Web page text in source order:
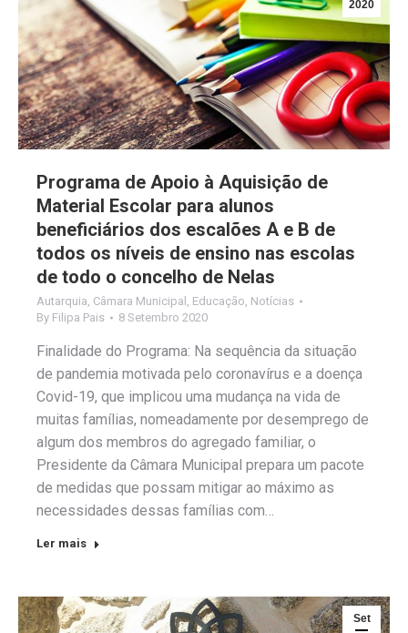
2020
Programa de Apoio à Aquisição de
Material Escolar para alunos
beneficiários dos escalões A e B de
todos os níveis de ensino nas escolas
de todo o concelho de Nelas
Autarquia, Câmara Municipal , Educação, Notícias
By Filipa Pais 8 Setembro 2020
Finalidade do Programa: Na sequência da situação
de pandemia motivada pelo coronavírus e a doença
Covid-19, que implicou uma mudança na vida de
muitas famílias, nomeadamente por desemprego de
algum dos membros do agregado familiar, o
Presidente da Câmara Municipal prepara um pacote
de medidas que possam mitigar ao máximo as
necessidades dessas famílias com…
Ler mais
Set